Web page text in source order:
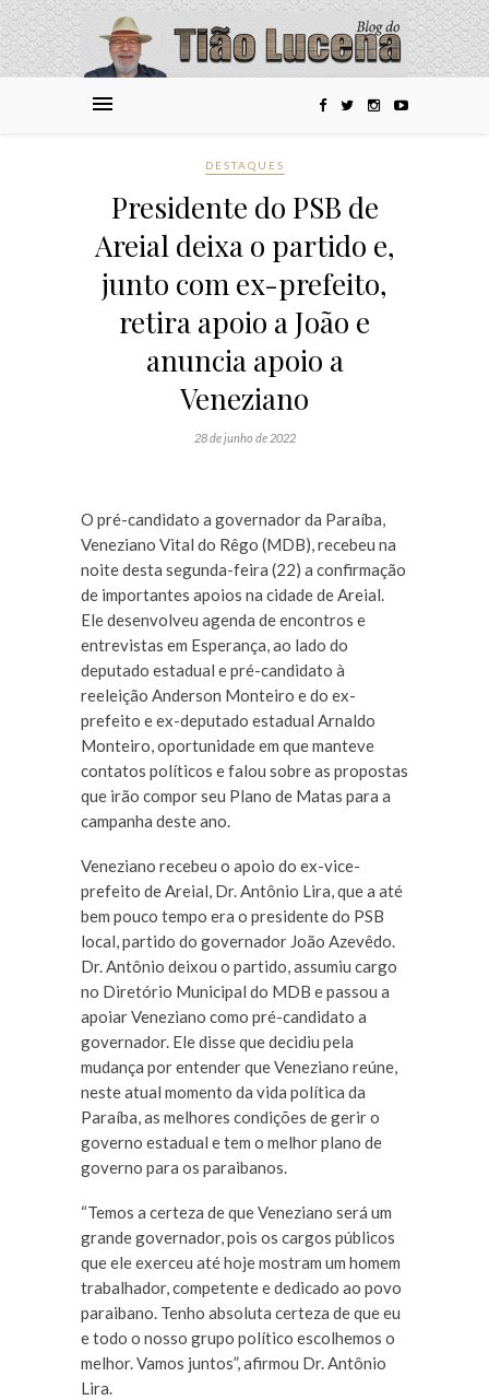
DESTAQUES
Presidente do PSB de
Areial deixa o partido e,
junto com ex-prefeito,
retira apoio a João e
anuncia apoio a
Veneziano
28 de junho de 2022
O pré-candidato a governador da Paraíba,
Veneziano Vital do Rêgo (MDB), recebeu na
noite desta segunda-feira (22) a confirmação
de importantes apoios na cidade de Areial.
Ele desenvolveu agenda de encontros e
entrevistas em Esperança, ao lado do
deputado estadual e pré-candidato à
reeleição Anderson Monteiro e do ex-
prefeito e ex-deputado estadual Arnaldo
Monteiro, oportunidade em que manteve
contatos políticos e falou sobre as propostas
que irão compor seu Plano de Matas para a
campanha deste ano.
Veneziano recebeu o apoio do ex-vice-
prefeito de Areial, Dr. Antônio Lira, que a até
bem pouco tempo era o presidente do PSB
local, partido do governador João Azevêdo.
Dr. Antônio deixou o partido, assumiu cargo
no Diretório Municipal do MDB e passou a
apoiar Veneziano como pré-candidato a
governador. Ele disse que decidiu pela
mudança por entender que Veneziano reúne,
neste atual momento da vida política da
Paraíba, as melhores condições de gerir o
governo estadual e tem o melhor plano de
governo para os paraibanos.
“Temos a certeza de que Veneziano será um
grande governador, pois os cargos públicos
que ele exerceu até hoje mostram um homem
trabalhador, competente e dedicado ao povo
paraibano. Tenho absoluta certeza de que eu
e todo o nosso grupo político escolhemos o
melhor. Vamos juntos”, afirmou Dr. Antônio
Lira.